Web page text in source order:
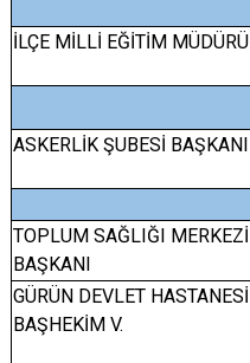
İLÇE MİLLİ EĞİTİM MÜDÜRÜ
ASKERLİK ŞUBESİ BAŞKANI
TOPLUM SAĞLIĞI MERKEZİ
BAŞKANI
GÜRÜN DEVLET HASTANESİ
BAŞHEKİM V.